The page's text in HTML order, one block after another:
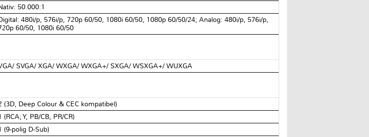
50.000:1
480i/p, 576i/p, 720p 60/50, 1080i 60/50, 1080p 60/50/24; Analog: 480i/p, 576i/p,
60/50, 1080i 60/50
SVGA/ XGA/ WXGA/ WXGA+/ SXGA/ WSXGA+/ WUXGA
(3D, Deep Colour & CEC kompatibel)
(RCA; Y, PB/CB, PR/CR)
(9-polig D-Sub)